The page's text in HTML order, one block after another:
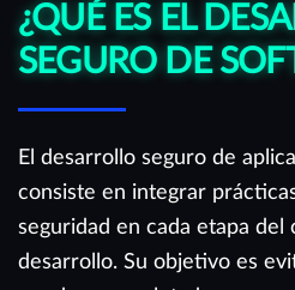
¿QUÉ ES EL
SEGURO DE
El desarrollo seguro de
consiste en integrar
seguridad en cada etapa del
desarrollo. Su objetivo es